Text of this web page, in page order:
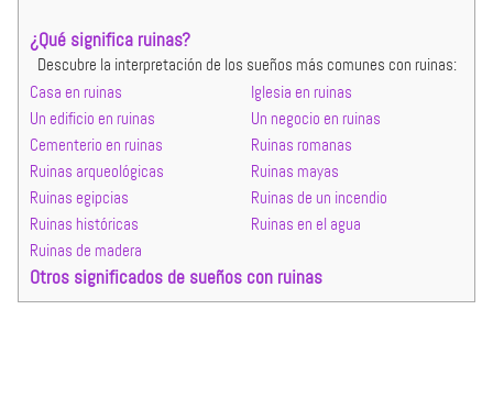
¿Qué significa ruinas?
Descubre la interpretación de los sueños más comunes con ruinas:
Casa en ruinas
Iglesia en ruinas
Un edificio en ruinas
Un negocio en ruinas
Cementerio en ruinas
Ruinas romanas
Ruinas arqueológicas
Ruinas mayas
Ruinas egipcias
Ruinas de un incendio
Ruinas históricas
Ruinas en el agua
Ruinas de madera
Otros significados de sueños con ruinas